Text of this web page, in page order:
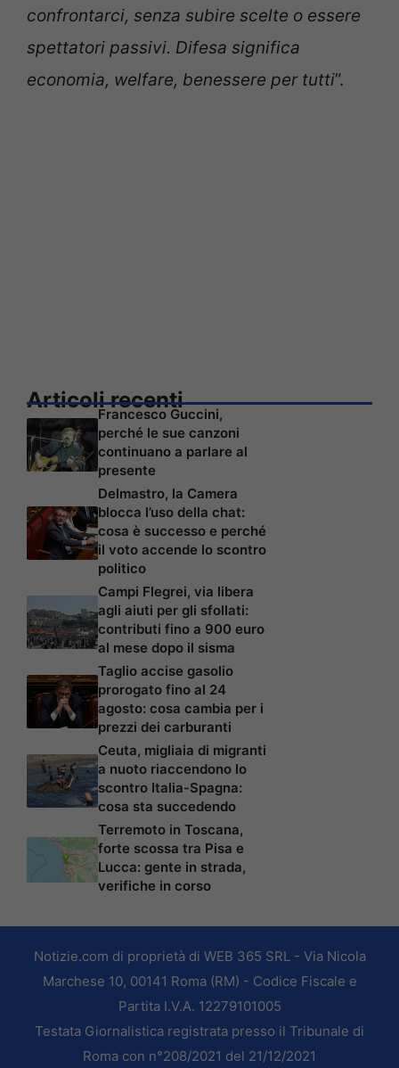
confrontarci, senza subire scelte o essere
spettatori passivi. Difesa significa
economia, welfare, benessere per tutti”.
Articoli recenti
Francesco Guccini,
perché le sue canzoni
continuano a parlare al
presente
Delmastro, la Camera
blocca l’uso della chat:
cosa è successo e perché
il voto accende lo scontro
politico
Campi Flegrei, via libera
agli aiuti per gli sfollati:
contributi fino a 900 euro
al mese dopo il sisma
Taglio accise gasolio
prorogato fino al 24
agosto: cosa cambia per i
prezzi dei carburanti
Ceuta, migliaia di migranti
a nuoto riaccendono lo
scontro Italia-Spagna:
cosa sta succedendo
Terremoto in Toscana,
forte scossa tra Pisa e
Lucca: gente in strada,
verifiche in corso
Notizie.com di proprietà di WEB 365 SRL - Via Nicola
Marchese 10, 00141 Roma (RM) - Codice Fiscale e
Partita I.V.A. 12279101005
Testata Giornalistica registrata presso il Tribunale di
Roma con n°208/2021 del 21/12/2021